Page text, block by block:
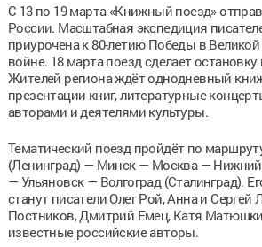
С 13 по 19 марта «Книжный поезд»
России. Масштабная экспедиция
приурочена к 80-летию Победы в
войне. 18 марта поезд сделает остановку
Жителей региона ждёт однодневный
презентации книг, литературные
авторами и деятелями культуры.
Тематический поезд пройдёт по
(Ленинград) — Минск — Москва —
— Ульяновск — Волгоград (Сталинград).
станут писатели Олег Рой, Анна и
Постников, Дмитрий Емец, Катя
известные российские авторы.